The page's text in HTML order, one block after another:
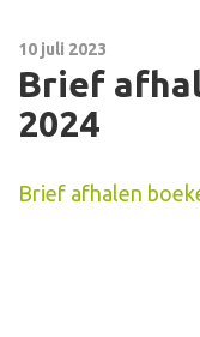
10 juli 2023
Brief
2024
Brief afhalen